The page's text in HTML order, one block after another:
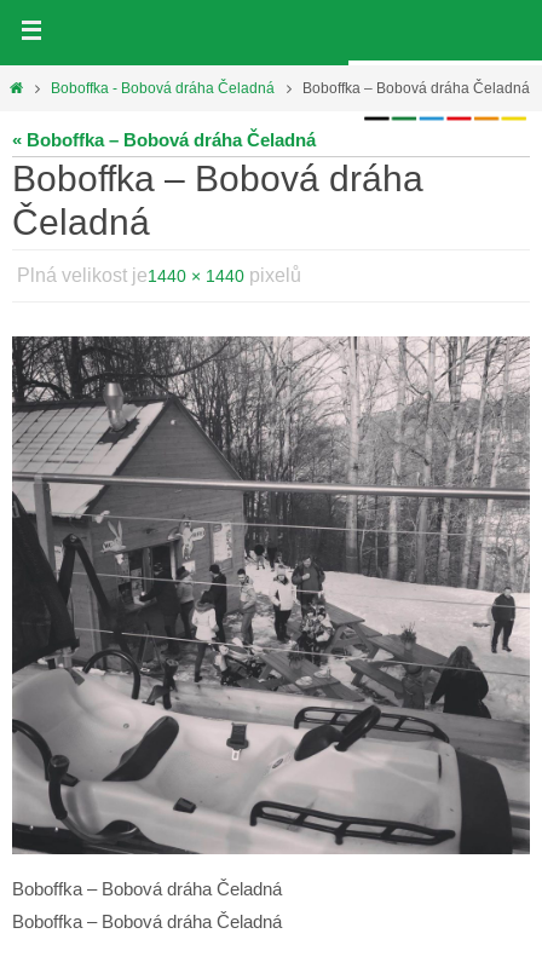
obsahHomeBoboffka - Bobová dráha Čeladná Boboffka – Bobová dráha Čeladná
« Boboffka – Bobová dráha Čeladná
Boboffka – Bobová dráha
Čeladná
Plná velikost je1440 × 1440 pixelů
Boboffka – Bobová dráha Čeladná
Boboffka – Bobová dráha Čeladná